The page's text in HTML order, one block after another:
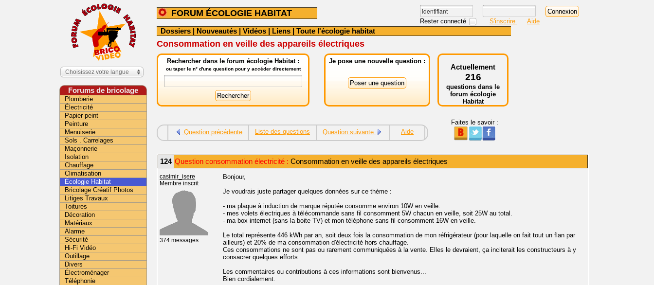
FORUM ÉCOLOGIE HABITAT
Rester connecté S'inscrire Aide
Dossiers | Nouveautés | Vidéos | Liens | Toute l'écologie habitat
Consommation en veille des appareils électriques
Rechercher dans le forum écologie Habitat :
ou taper le n° d'une question pour y accéder directement
Je pose une nouvelle question :
Actuellement
216
questions dans le
forum écologie
Habitat
Question précédente Liste des questions Question suivante Aide
Faites le savoir :
124 Question consommation électricité : Consommation en veille des appareils électriques
casimir_isere
Membre inscrit
374 messages
Bonjour,
Je voudrais juste partager quelques données sur ce thème :
- ma plaque à induction de marque réputée consomme environ 10W en veille.
- mes volets électriques à télécommande sans fil consomment 5W chacun en veille, soit 25W au total.
- ma box internet (sans la boite TV) et mon téléphone sans fil consomment 16W en veille.
Le total représente 446 kWh par an, soit deux fois la consommation de mon réfrigérateur (pour laquelle on fait tout un flan par
ailleurs) et 20% de ma consommation d'électricité hors chauffage.
Ces consommations ne sont pas ou rarement communiquées à la vente. Elles le devraient, ça inciterait les constructeurs à y
consacrer quelques efforts.
Les commentaires ou contributions à ces informations sont bienvenus...
Bien cordialement.
Choisissez votre langue
Forums de bricolage
Plomberie
Électricité
Papier peint
Peinture
Menuiserie
Sols . Carrelages
Maçonnerie
Isolation
Chauffage
Climatisation
Écologie Habitat
Bricolage Créatif Photos
Litiges Travaux
Toitures
Décoration
Matériaux
Alarme
Sécurité
Hi-Fi Vidéo
Outillage
Divers
Électroménager
Téléphonie